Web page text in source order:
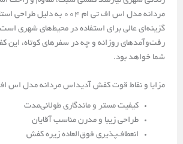
مردانه مدل اس اف تی ام 004 به
گزینه‌ای عالی برای استفاده در محیط‌های شهری
رفت‌وآمدهای روزانه و چه در سفرهای کوتاه، این
شما خواهد بود.
مزایا و نقاط قوت کفش آدیداس مردانه مدل اس اف
کیفیت مستر و ماندگاری طولانی‌مدت
طراحی زیبا و مدرن مناسب آقایان
انعطاف‌پذیری فوق‌العاده زیره کفش